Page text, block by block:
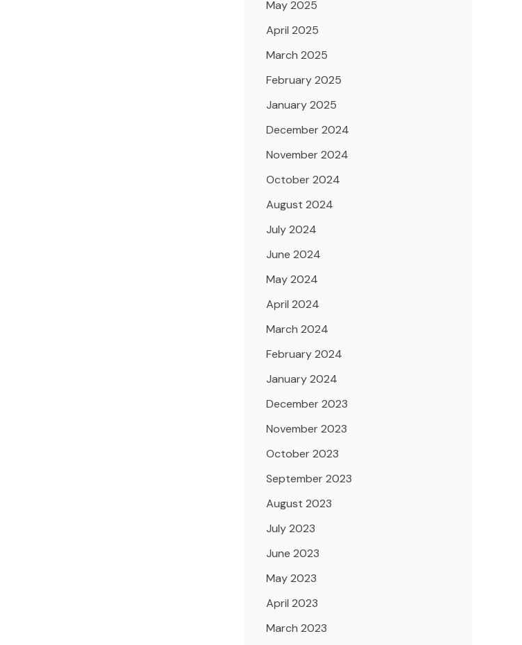
May 2025
April 2025
March 2025
February 2025
January 2025
December 2024
November 2024
October 2024
August 2024
July 2024
June 2024
May 2024
April 2024
March 2024
February 2024
January 2024
December 2023
November 2023
October 2023
September 2023
August 2023
July 2023
June 2023
May 2023
April 2023
March 2023